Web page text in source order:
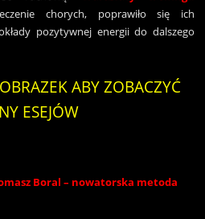
chorych, poprawiło się ich
pozytywnej energii do dalszego
ABY ZOBACZYĆ
ESEJÓW
Boral – nowatorska metoda